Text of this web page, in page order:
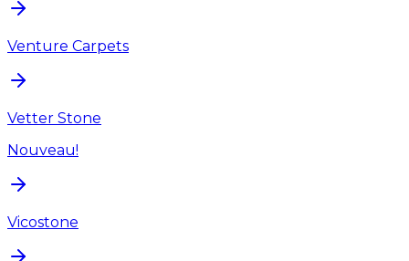
Venture Carpets
Vetter Stone
Nouveau!
Vicostone